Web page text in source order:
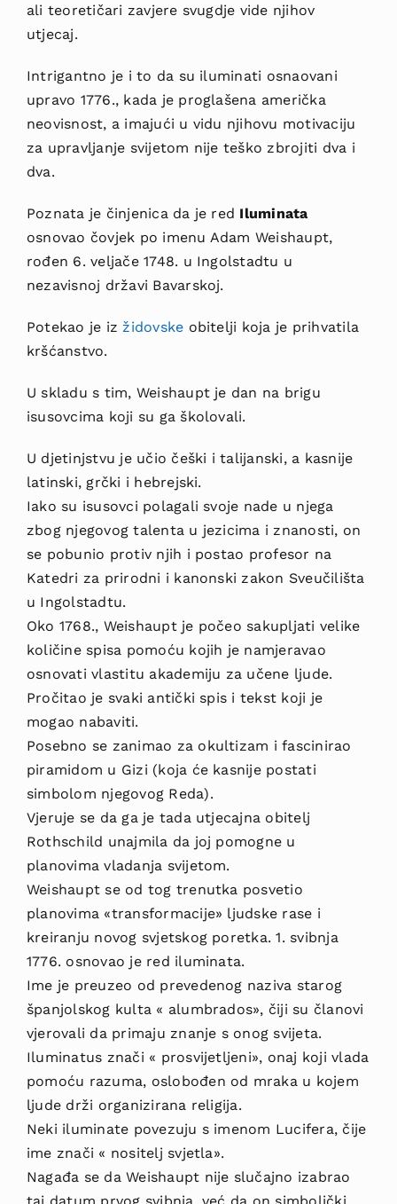
ali teoretičari zavjere svugdje vide njihov
utjecaj.
Intrigantno je i to da su iluminati osnaovani
upravo 1776., kada je proglašena američka
neovisnost, a imajući u vidu njihovu motivaciju
za upravljanje svijetom nije teško zbrojiti dva i
dva.
Poznata je činjenica da je red Iluminata
osnovao čovjek po imenu Adam Weishaupt,
rođen 6. veljače 1748. u Ingolstadtu u
nezavisnoj državi Bavarskoj.
Potekao je iz židovske obitelji koja je prihvatila
kršćanstvo.
U skladu s tim, Weishaupt je dan na brigu
isusovcima koji su ga školovali.
U djetinjstvu je učio češki i talijanski, a kasnije
latinski, grčki i hebrejski.
Iako su isusovci polagali svoje nade u njega
zbog njegovog talenta u jezicima i znanosti, on
se pobunio protiv njih i postao profesor na
Katedri za prirodni i kanonski zakon Sveučilišta
u Ingolstadtu.
Oko 1768., Weishaupt je počeo sakupljati velike
količine spisa pomoću kojih je namjeravao
osnovati vlastitu akademiju za učene ljude.
Pročitao je svaki antički spis i tekst koji je
mogao nabaviti.
Posebno se zanimao za okultizam i fascinirao
piramidom u Gizi (koja će kasnije postati
simbolom njegovog Reda).
Vjeruje se da ga je tada utjecajna obitelj
Rothschild unajmila da joj pomogne u
planovima vladanja svijetom.
Weishaupt se od tog trenutka posvetio
planovima «transformacije» ljudske rase i
kreiranju novog svjetskog poretka. 1. svibnja
1776. osnovao je red iluminata.
Ime je preuzeo od prevedenog naziva starog
španjolskog kulta « alumbrados», čiji su članovi
vjerovali da primaju znanje s onog svijeta.
Iluminatus znači « prosvijetljeni», onaj koji vlada
pomoću razuma, oslobođen od mraka u kojem
ljude drži organizirana religija.
Neki iluminate povezuju s imenom Lucifera, čije
ime znači « nositelj svjetla».
Nagađa se da Weishaupt nije slučajno izabrao